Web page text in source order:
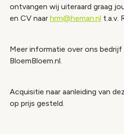
ontvangen wij uiteraard graag
en CV naar hrm@heman.nl t.a.v.
Meer informatie over ons bedrijf
BloemBloem.nl.
Acquisitie naar aanleiding van
op prijs gesteld.